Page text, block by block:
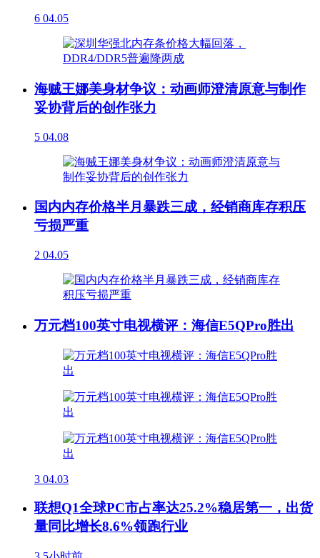
6 04.05
海贼王娜美身材争议：动画师澄清原意与制作
妥协背后的创作张力
5 04.08
国内内存价格半月暴跌三成，经销商库存积压
亏损严重
2 04.05
万元档100英寸电视横评：海信E5QPro胜出
3 04.03
联想Q1全球PC市占率达25.2%稳居第一，出货
量同比增长8.6%领跑行业